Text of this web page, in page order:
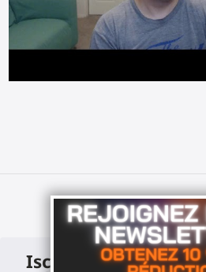
Iscriviti alla